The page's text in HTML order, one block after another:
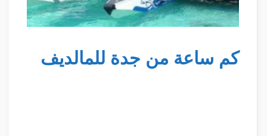
كم ساعة من جدة للمالديف